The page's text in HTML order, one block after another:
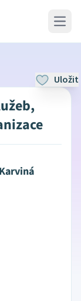
Open
Uložit